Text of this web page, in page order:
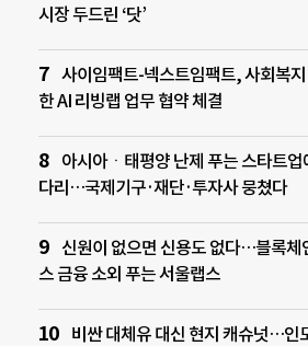
시장 두드린 ‘닷’
사이임팩트-넥스트임팩트, 사회복지
한 AI 리빙랩 업무 협약 체결
아시아ㆍ태평양 난제 푸는 스타트업
다리…국제기구·재단·투자사 뭉쳤다
신원이 없으면 신용도 없다…블록체
스 금융 소외 푸는 서울랩스
비싼 대체유 대신 현지 캐슈넛…인